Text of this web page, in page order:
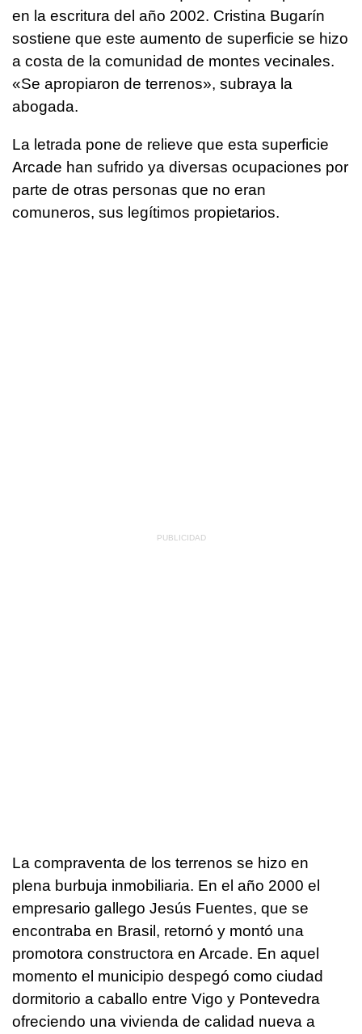
en la escritura del año 2002. Cristina Bugarín
sostiene que este aumento de superficie se hizo
a costa de la comunidad de montes vecinales.
«Se apropiaron de terrenos», subraya la
abogada.
La letrada pone de relieve que esta superficie
Arcade han sufrido ya diversas ocupaciones por
parte de otras personas que no eran
comuneros, sus legítimos propietarios.
La compraventa de los terrenos se hizo en
plena burbuja inmobiliaria. En el año 2000 el
empresario gallego Jesús Fuentes, que se
encontraba en Brasil, retornó y montó una
promotora constructora en Arcade. En aquel
momento el municipio despegó como ciudad
dormitorio a caballo entre Vigo y Pontevedra
ofreciendo una vivienda de calidad nueva a